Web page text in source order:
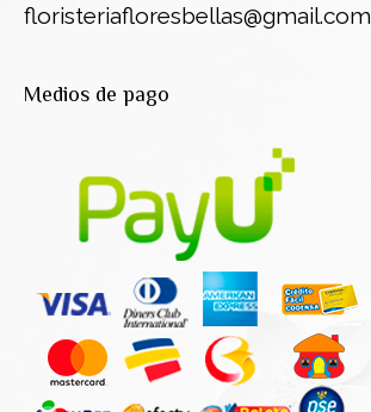
floristeriafloresbellas@gmail.com
Medios de pago